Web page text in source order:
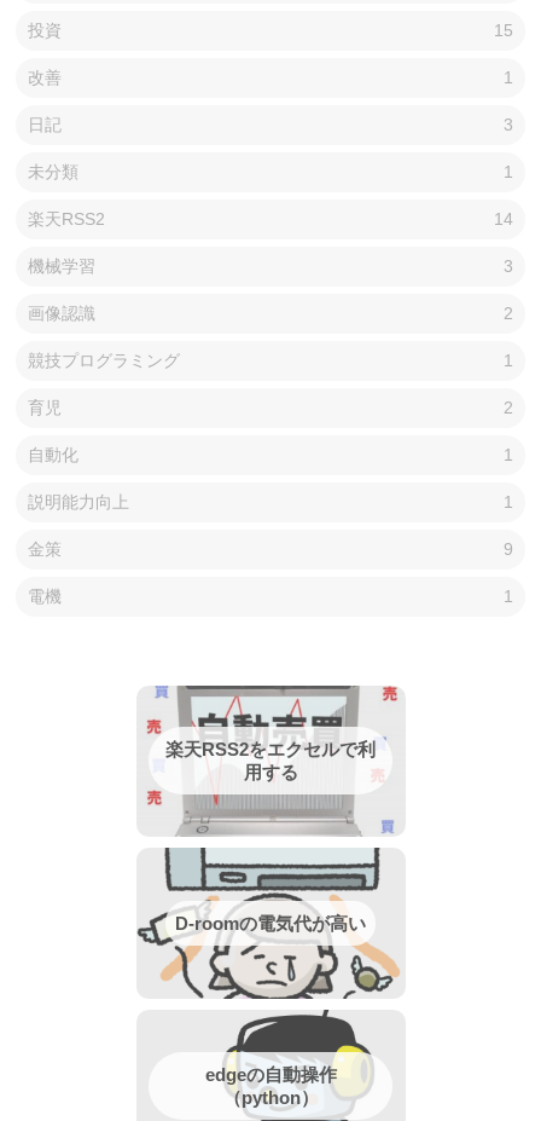
投資 15
改善 1
日記 3
未分類 1
楽天RSS2 14
機械学習 3
画像認識 2
競技プログラミング 1
育児 2
自動化 1
説明能力向上 1
金策 9
電機 1
楽天RSS2をエクセルで利
用する
D-roomの電気代が高い
edgeの自動操作
（python）